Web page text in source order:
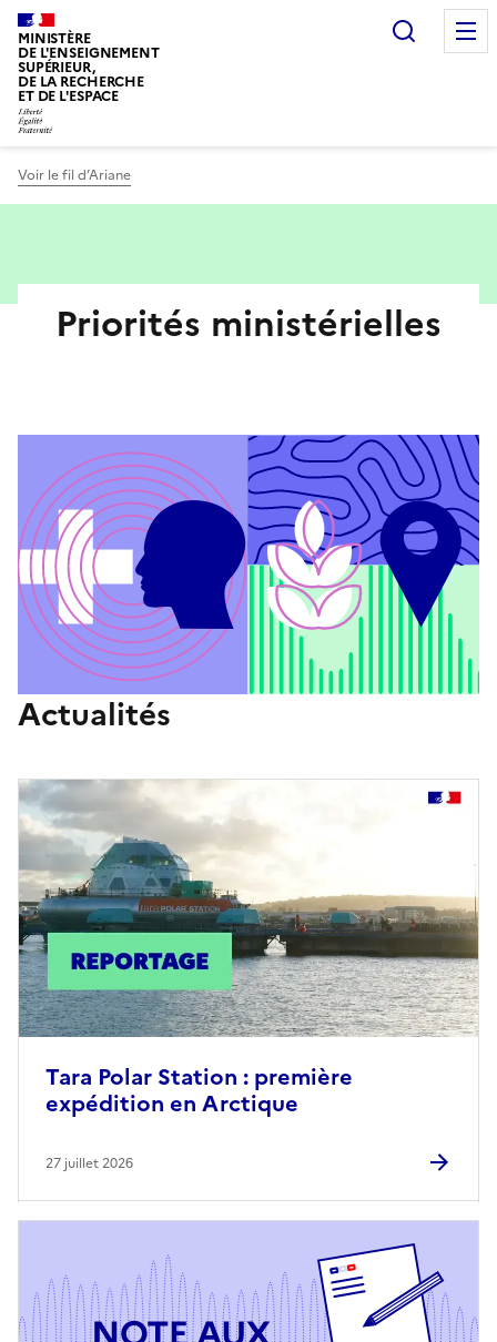
MINISTÈRE
DE L'ENSEIGNEMENT
SUPÉRIEUR,
DE LA RECHERCHE
ET DE L'ESPACE
Voir le fil d’Ariane
Priorités ministérielles
Actualités
Tara Polar Station : première
expédition en Arctique
27 juillet 2026
Panneau de gestion des cookies